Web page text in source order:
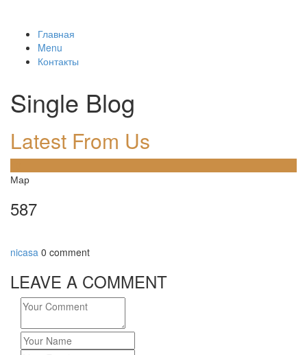
Главная
Menu
Контакты
Single Blog
Latest From Us
Мар
587
nicasa 0 comment
LEAVE A COMMENT